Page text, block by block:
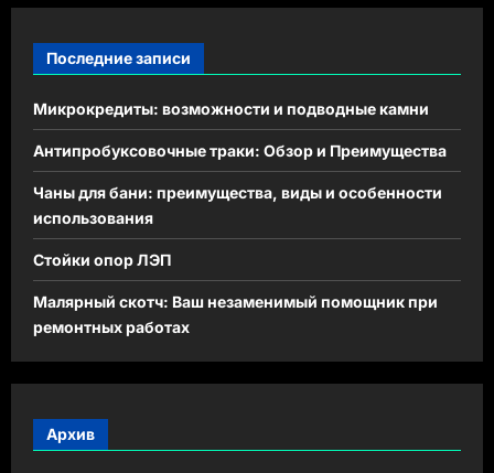
Последние записи
Микрокредиты: возможности и подводные камни
Антипробуксовочные траки: Обзор и Преимущества
Чаны для бани: преимущества, виды и особенности
использования
Стойки опор ЛЭП
Малярный скотч: Ваш незаменимый помощник при
ремонтных работах
Архив